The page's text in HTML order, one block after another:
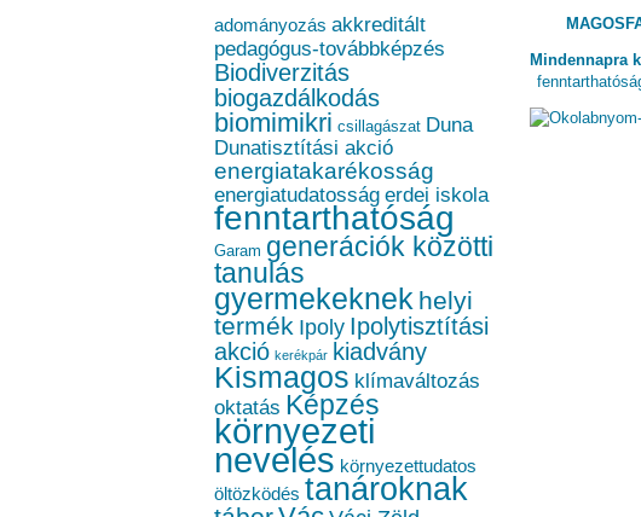
adományozás akkreditált
pedagógus-továbbképzés
Biodiverzitás
biogazdálkodás
biomimikri csillagászat Duna
Dunatisztítási akció
energiatakarékosság
energiatudatosság erdei iskola
fenntarthatóság
Garam generációk közötti
tanulás
gyermekeknek helyi
termék Ipoly Ipolytisztítási
akció kerékpár kiadvány
Kismagos klímaváltozás
oktatás Képzés
környezeti
nevelés környezettudatos
öltözködés tanároknak
Mindennapra